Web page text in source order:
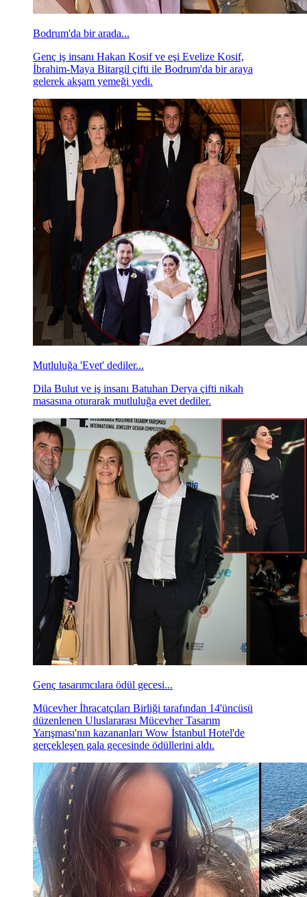
Bodrum'da bir arada...
Genç iş insanı Hakan Kosif ve eşi Evelize Kosif,
İbrahim-Maya Bitargil çifti ile Bodrum'da bir araya
gelerek akşam yemeği yedi.
Mutluluğa 'Evet' dediler...
Dila Bulut ve iş insanı Batuhan Derya çifti nikah
masasına oturarak mutluluğa evet dediler.
Genç tasarımcılara ödül gecesi...
Mücevher İhracatçıları Birliği tarafından 14'üncüsü
düzenlenen Uluslararası Mücevher Tasarım
Yarışması'nın kazananları Wow İstanbul Hotel'de
gerçekleşen gala gecesinde ödüllerini aldı.